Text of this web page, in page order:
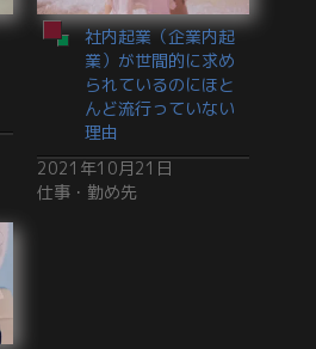
社内起業（企業内起
業）が世間的に求め
られているのにほと
んど流行っていない
理由
2021年10月21日
仕事・勤め先